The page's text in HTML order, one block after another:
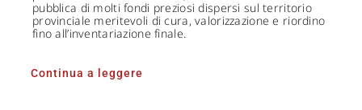
pubblica di molti fondi preziosi dispersi sul territorio
provinciale meritevoli di cura, valorizzazione e riordino
fino all’inventariazione finale.
Continua a leggere